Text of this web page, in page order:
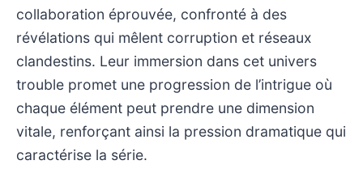
collaboration éprouvée, confronté à des
révélations qui mêlent corruption et réseaux
clandestins. Leur immersion dans cet univers
trouble promet une progression de l’intrigue où
chaque élément peut prendre une dimension
vitale, renforçant ainsi la pression dramatique qui
caractérise la série.